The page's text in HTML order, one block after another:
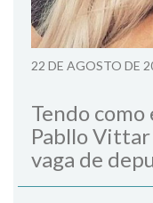
22 DE AGOSTO DE
Tendo como
Pabllo
vaga de